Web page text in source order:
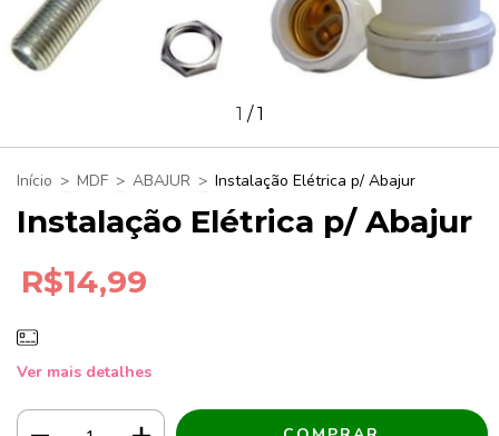
1 /1
Início > MDF > ABAJUR > Instalação Elétrica p/ Abajur
Instalação Elétrica p/ Abajur
R$14,99
Ver mais detalhes